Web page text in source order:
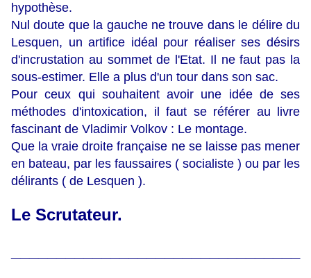
hypothèse.
Nul doute que la gauche ne trouve dans le délire du
Lesquen, un artifice idéal pour réaliser ses désirs
d'incrustation au sommet de l'Etat. Il ne faut pas la
sous-estimer. Elle a plus d'un tour dans son sac.
Pour ceux qui souhaitent avoir une idée de ses
méthodes d'intoxication, il faut se référer au livre
fascinant de Vladimir Volkov : Le montage.
Que la vraie droite française ne se laisse pas mener
en bateau, par les faussaires ( socialiste ) ou par les
délirants ( de Lesquen ).
Le Scrutateur.